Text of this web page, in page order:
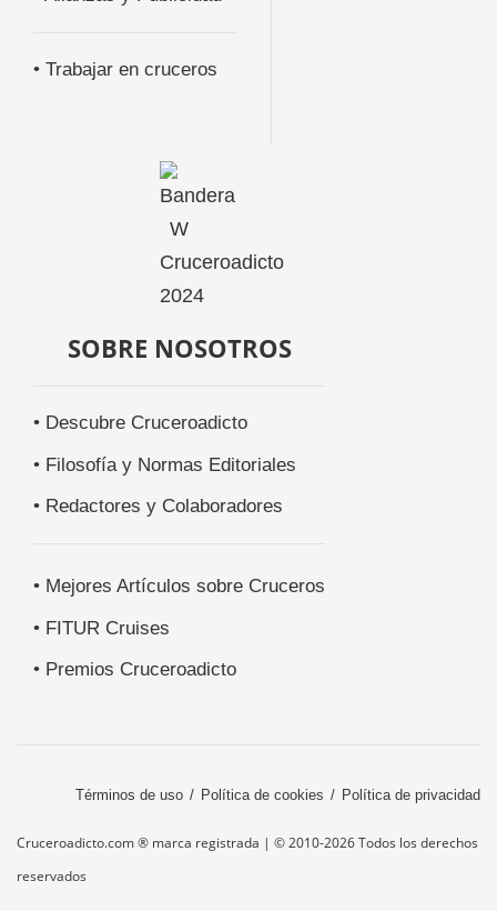
• Trabajar en cruceros
SOBRE NOSOTROS
• Descubre Cruceroadicto
• Filosofía y Normas Editoriales
• Redactores y Colaboradores
• Mejores Artículos sobre Cruceros
• FITUR Cruises
• Premios Cruceroadicto
Términos de uso Política de cookies Política de privacidad
Cruceroadicto.com ® marca registrada | © 2010-2026 Todos los derechos
reservados